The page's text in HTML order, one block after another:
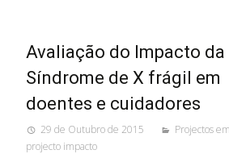
Avaliação do Impacto da
Síndrome de X frágil em
doentes e cuidadores
29 de Outubro de 2015
Projectos
projecto impacto